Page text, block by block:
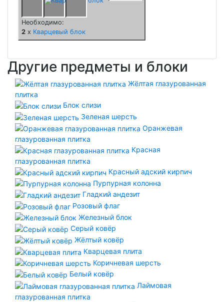
Необходимо:
2xКварцевый блок
Другие предметы и блоки
Жёлтая глазурованная
плитка
Блок слизи
Зеленая шерсть
Оранжевая
глазурованная плитка
Красная
глазурованная плитка
Красный адский кирпич
Пурпурная колонна
Гладкий андезит
Розовый флаг
Железный блок
Серый ковёр
Жёлтый ковёр
Кварцевая плита
Коричневая шерсть
Белый ковёр
Лаймовая
глазурованная плитка